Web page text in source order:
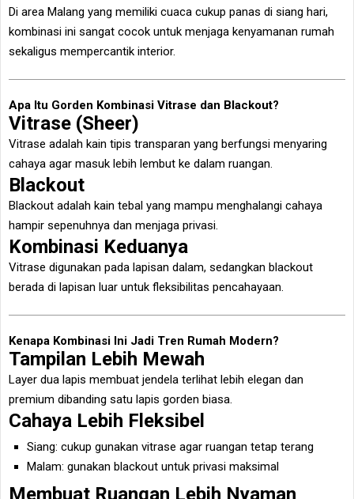
Di area Malang yang memiliki cuaca cukup panas di siang hari,
kombinasi ini sangat cocok untuk menjaga kenyamanan rumah
sekaligus mempercantik interior.
Apa Itu Gorden Kombinasi Vitrase dan Blackout?
Vitrase (Sheer)
Vitrase adalah kain tipis transparan yang berfungsi menyaring
cahaya agar masuk lebih lembut ke dalam ruangan.
Blackout
Blackout adalah kain tebal yang mampu menghalangi cahaya
hampir sepenuhnya dan menjaga privasi.
Kombinasi Keduanya
Vitrase digunakan pada lapisan dalam, sedangkan blackout
berada di lapisan luar untuk fleksibilitas pencahayaan.
Kenapa Kombinasi Ini Jadi Tren Rumah Modern?
Tampilan Lebih Mewah
Layer dua lapis membuat jendela terlihat lebih elegan dan
premium dibanding satu lapis gorden biasa.
Cahaya Lebih Fleksibel
Siang: cukup gunakan vitrase agar ruangan tetap terang
Malam: gunakan blackout untuk privasi maksimal
Membuat Ruangan Lebih Nyaman